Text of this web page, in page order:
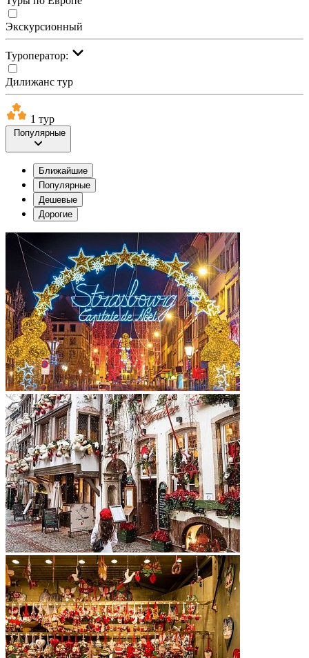
Экскурсионный
Туроператор:
Дилижанс тур
1 тур
Популярные
Ближайшие
Популярные
Дешевые
Дорогие